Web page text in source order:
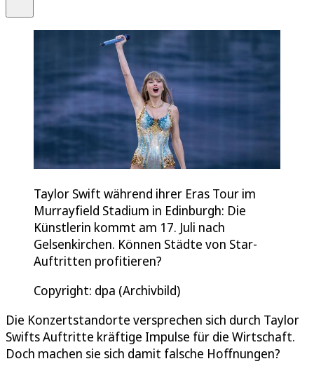
Taylor Swift während ihrer Eras Tour im
Murrayfield Stadium in Edinburgh: Die
Künstlerin kommt am 17. Juli nach
Gelsenkirchen. Können Städte von Star-
Auftritten profitieren?
Copyright: dpa (Archivbild)
Die Konzertstandorte versprechen sich durch Taylor
Swifts Auftritte kräftige Impulse für die Wirtschaft.
Doch machen sie sich damit falsche Hoffnungen?